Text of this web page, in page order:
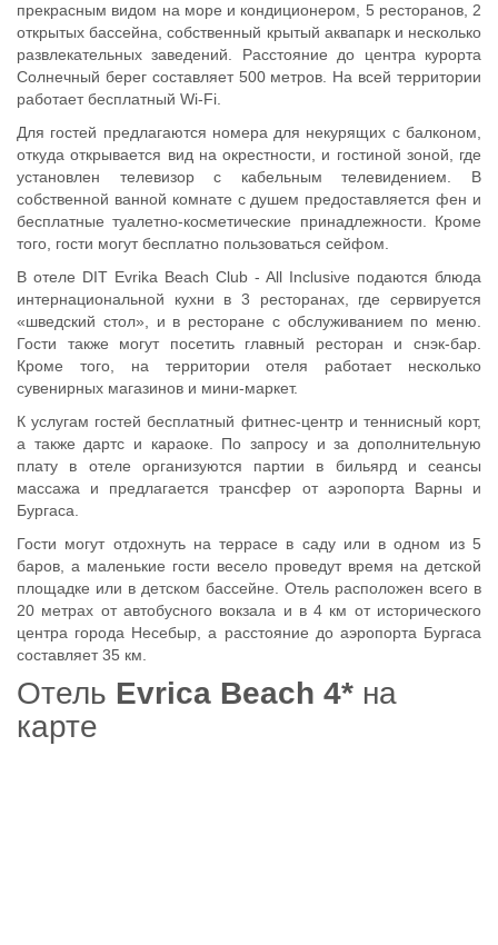
прекрасным видом на море и кондиционером, 5 ресторанов, 2
открытых бассейна, собственный крытый аквапарк и несколько
развлекательных заведений. Расстояние до центра курорта
Солнечный берег составляет 500 метров. На всей территории
работает бесплатный Wi-Fi.
Для гостей предлагаются номера для некурящих с балконом,
откуда открывается вид на окрестности, и гостиной зоной, где
установлен телевизор с кабельным телевидением. В
собственной ванной комнате с душем предоставляется фен и
бесплатные туалетно-косметические принадлежности. Кроме
того, гости могут бесплатно пользоваться сейфом.
В отеле DIT Evrika Beach Club - All Inclusive подаются блюда
интернациональной кухни в 3 ресторанах, где сервируется
«шведский стол», и в ресторане с обслуживанием по меню.
Гости также могут посетить главный ресторан и снэк-бар.
Кроме того, на территории отеля работает несколько
сувенирных магазинов и мини-маркет.
К услугам гостей бесплатный фитнес-центр и теннисный корт,
а также дартс и караоке. По запросу и за дополнительную
плату в отеле организуются партии в бильярд и сеансы
массажа и предлагается трансфер от аэропорта Варны и
Бургаса.
Гости могут отдохнуть на террасе в саду или в одном из 5
баров, а маленькие гости весело проведут время на детской
площадке или в детском бассейне. Отель расположен всего в
20 метрах от автобусного вокзала и в 4 км от исторического
центра города Несебыр, а расстояние до аэропорта Бургаса
составляет 35 км.
Отель Evrica Beach 4* на
карте